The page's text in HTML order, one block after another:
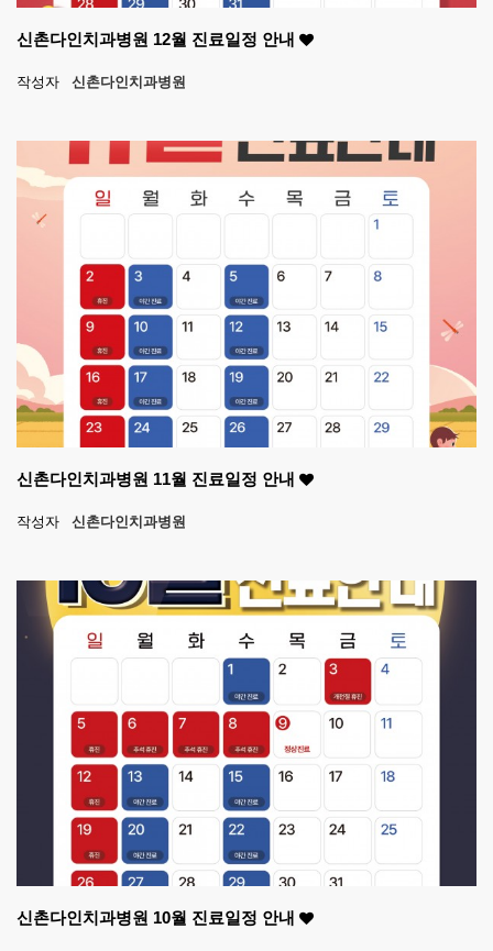
신촌다인치과병원 12월 진료일정 안내
작성자 신촌다인치과병원
신촌다인치과병원 11월 진료일정 안내
작성자 신촌다인치과병원
신촌다인치과병원 10월 진료일정 안내